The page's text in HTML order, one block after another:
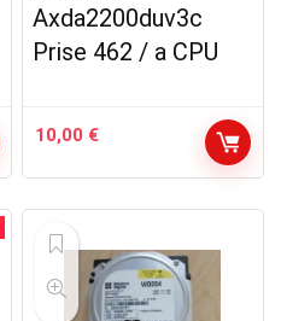
Axda2200duv3c
Prise 462 / a CPU
10,00 €